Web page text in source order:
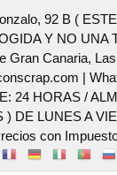
92 B (
Y NO UNA
Gran Canaria,
|
24 HORAS /
) DE LUNES A
con